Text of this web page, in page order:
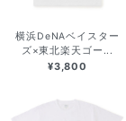
横浜DeNAベイスター
ズ×東北楽天ゴー...
¥3,800